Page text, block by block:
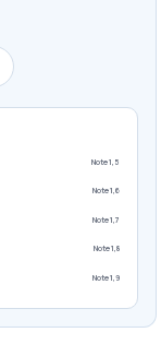
Note 1,5
Note 1,6
Note 1,7
Note 1,8
Note 1,9